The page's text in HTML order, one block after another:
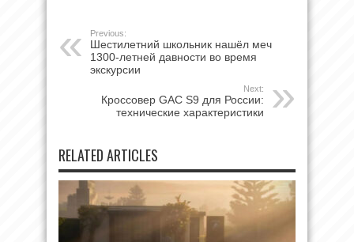
Previous:
Шестилетний школьник нашёл меч
1300-летней давности во время
экскурсии
Next:
Кроссовер GAC S9 для России:
технические характеристики
RELATED ARTICLES